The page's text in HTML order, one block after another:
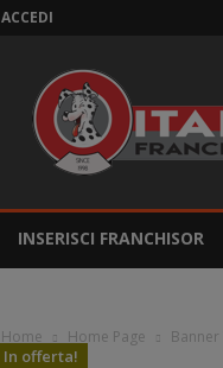
ACCEDI
ITALIAFranchising
INSERISCI FRANCHISOR
Home Home Page Banner
In offerta!